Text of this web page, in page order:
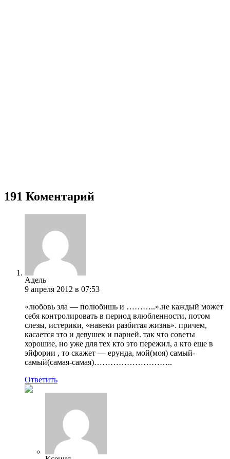
191 Коментарий
Адель
9 апреля 2012 в 07:53
«любовь зла — полюбишь и ………..».не каждый может
себя контролировать в период влюбленности, потом
слезы, истерики, «навеки разбитая жизнь». причем,
касается это и девушек и парней. так что советы
хорошие, но уже для тех кто это пережил, а кто еще в
эйфории , то скажет — ерунда, мой(моя) самый-
самый(самая-самая)………………………..
Ответить